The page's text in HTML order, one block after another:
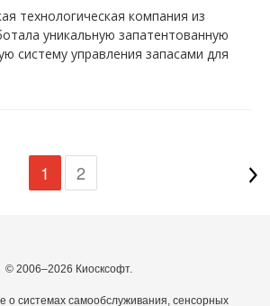
технологическая компания из
уникальную запатентованную
систему управления запасами для
1 2
© 2006–2026 Киосксофт.
о системах самообслуживания, сенсорных